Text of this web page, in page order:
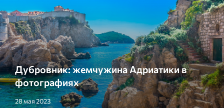
Дубровник: жемчужина Адриатики в
фотографиях
28 мая 2023